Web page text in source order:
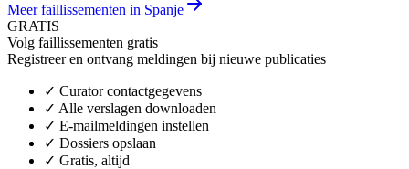
Meer faillissementen in Spanje
GRATIS
Volg faillissementen gratis
Registreer en ontvang meldingen bij nieuwe publicaties
✓ Curator contactgegevens
✓ Alle verslagen downloaden
✓ E-mailmeldingen instellen
✓ Dossiers opslaan
✓ Gratis, altijd